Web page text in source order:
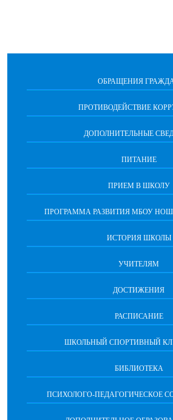
ОБРАЩЕНИЯ
ПРОТИВОДЕЙСТВИЕ
ДОПОЛНИТЕЛЬНЫЕ
ПИТАНИЕ
ПРИЕМ В ШКОЛУ
ПРОГРАММА РАЗВИТИЯ МБОУ
ИСТОРИЯ ШКОЛЫ
УЧИТЕЛЯМ
ДОСТИЖЕНИЯ
РАСПИСАНИЕ
ШКОЛЬНЫЙ СПОРТИВНЫЙ
БИБЛИОТЕКА
ПСИХОЛОГО-ПЕДАГОГИЧЕСКОЕ